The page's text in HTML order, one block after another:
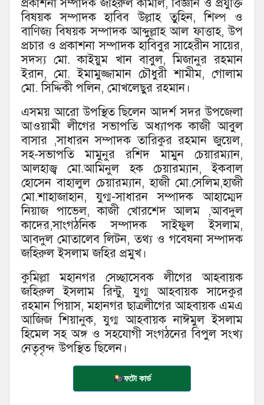
প্রকাশনা সম্পাদক জহিরুল কামাল, বিজ্ঞান ও প্রযুক্তি
বিষয়ক সম্পাদক হাবিব উল্লাহ তুহিন, শিল্প ও
বাণিজ্য বিষয়ক সম্পাদক আব্দুল্লাহ আল ফাত্তাহ, উপ
প্রচার ও প্রকাশনা সম্পাদক হাবিবুর সাহেরীন সায়ের,
সদস্য মো. কাইয়ুম খান বাবুল, মিজানুর রহমান
ইরান, মো. ইমামুজ্জামান চৌধুরী শামীম, গোলাম
মো. সিদ্দিকী পলিন, মোখলেছুর রহমান।
এসময় আরো উপস্থিত ছিলেন আদর্শ সদর উপজেলা
আওয়ামী লীগের সভাপতি অধ্যাপক কাজী আবুল
বাসার ,সাধারন সম্পাদক তারিকুর রহমান জুয়েল,
সহ-সভাপতি মামুনুর রশিদ মামুন চেয়ারম্যান,
আলহাজ্ব মো.আমিনুল হক চেয়ারম্যান, ইকবাল
হোসেন বাহালুল চেয়ারম্যান, হাজী মো.সেলিম,হাজী
মো.শাহাজাহান, যুগ্ম-সাধারন সম্পাদক আহাম্মেদ
নিয়াজ পাভেল, কাজী খোরশেদ আলম ,আবদুল
কাদের,সাংগঠনিক সম্পাদক সাইফুল ইসলাম,
আবদুল মোতালেব লিটন, তথ্য ও গবেষনা সম্পাদক
জহিরুল ইসলাম জহির প্রমুখ।
কুমিল্লা মহানগর সেচ্ছাসেবক লীগের আহবায়ক
জহিরুল ইসলাম রিন্টু, যুগ্ম আহবায়ক সাদেকুর
রহমান পিয়াস, মহানগর ছাত্রলীগের আহবায়ক এমএ
আজিজ শিয়ানুক, যুগ্ম আহবায়ক নাঈমুল ইসলাম
হিমেল সহ অঙ্গ ও সহযোগী সংগঠনের বিপুল সংখ্য
নেতৃবৃন্দ উপস্থিত ছিলেন।
ফটো কার্ড